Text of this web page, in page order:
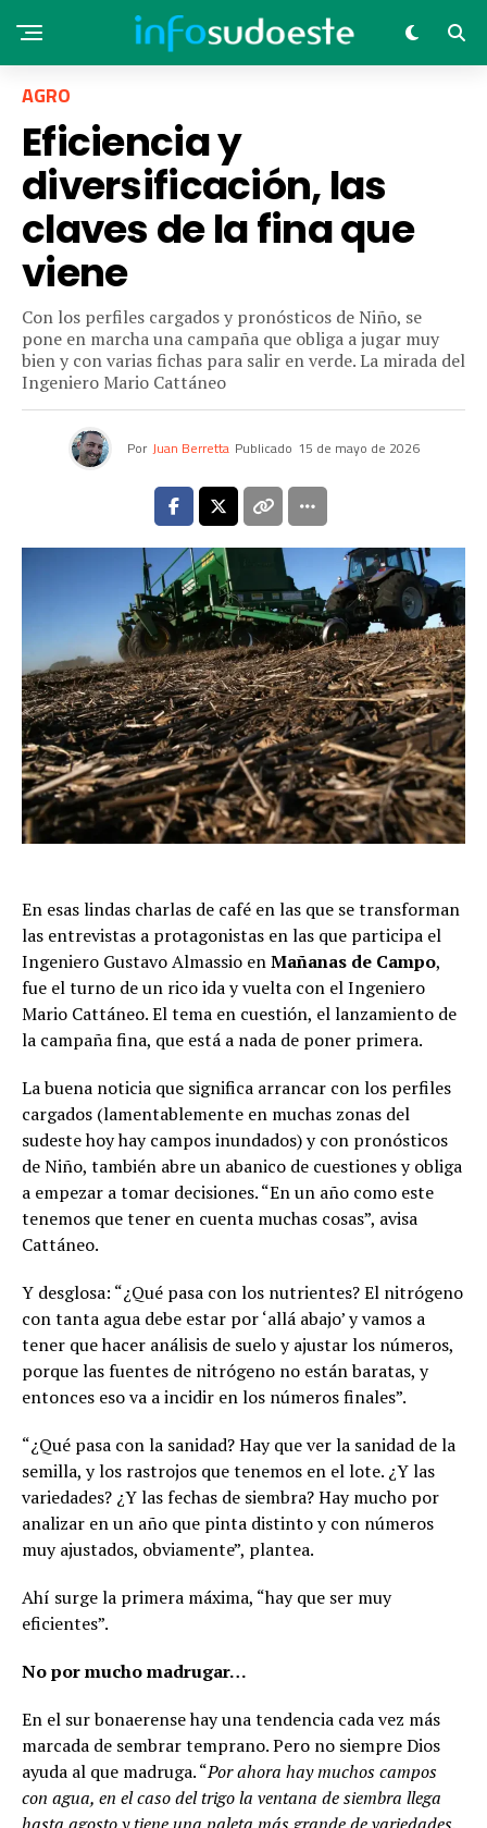
AGRO
Eficiencia y
diversificación, las
claves de la fina que
viene
Con los perfiles cargados y pronósticos de Niño, se
pone en marcha una campaña que obliga a jugar muy
bien y con varias fichas para salir en verde. La mirada del
Ingeniero Mario Cattáneo
Por Juan Berretta Publicado 15 de mayo de 2026
En esas lindas charlas de café en las que se transforman
las entrevistas a protagonistas en las que participa el
Ingeniero Gustavo Almassio enMañanas de Campo,
fue el turno de un rico ida y vuelta con el Ingeniero
Mario Cattáneo. El tema en cuestión, el lanzamiento de
la campaña fina, que está a nada de poner primera.
La buena noticia que significa arrancar con los perfiles
cargados (lamentablemente en muchas zonas del
sudeste hoy hay campos inundados) y con pronósticos
de Niño, también abre un abanico de cuestiones y obliga
a empezar a tomar decisiones. “En un año como este
tenemos que tener en cuenta muchas cosas”, avisa
Cattáneo.
Y desglosa: “¿Qué pasa con los nutrientes? El nitrógeno
con tanta agua debe estar por ‘allá abajo’ y vamos a
tener que hacer análisis de suelo y ajustar los números,
porque las fuentes de nitrógeno no están baratas, y
entonces eso va a incidir en los números finales”.
“¿Qué pasa con la sanidad? Hay que ver la sanidad de la
semilla, y los rastrojos que tenemos en el lote. ¿Y las
variedades? ¿Y las fechas de siembra? Hay mucho por
analizar en un año que pinta distinto y con números
muy ajustados, obviamente”, plantea.
Ahí surge la primera máxima, “hay que ser muy
eficientes”.
No por mucho madrugar…
En el sur bonaerense hay una tendencia cada vez más
marcada de sembrar temprano. Pero no siempre Dios
ayuda al que madruga. “Por ahora hay muchos campos
con agua, en el caso del trigo la ventana de siembra llega